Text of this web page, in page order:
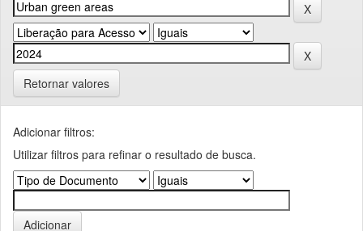
Retornar valores
Adicionar filtros:
Utilizar filtros para refinar o resultado de busca.